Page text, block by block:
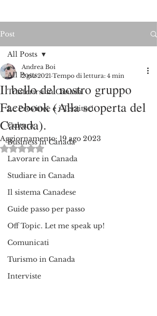
Post
All Posts
Trasferirsi in Canada
Le Province e i Territori
Cultura
Business in Canada
Lavorare in Canada
Studiare in Canada
Il sistema Canadese
Guide passo per passo
Off Topic. Let me speak up!
Comunicati
Turismo in Canada
Interviste
All Posts
Il bello del nostro gruppo
Facebook (Alla scoperta del
Canada).
Andrea Boi
2 giu 2021 Tempo di lettura: 4 min
Aggiornamento:19 ago 2023
Valutazione NaN stelle su 5.